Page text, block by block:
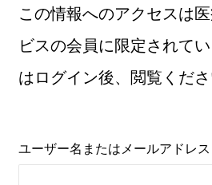
この情報へのアクセスは
ビスの会員に限定されて
はログイン後、閲覧くださ
ユーザー名またはメールアドレス